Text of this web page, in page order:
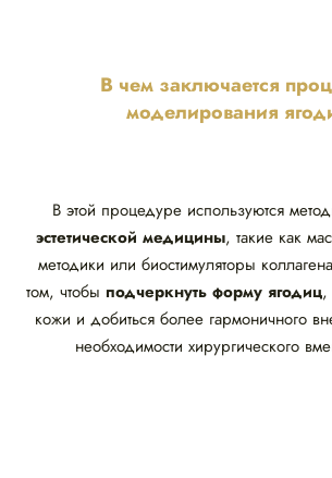
В чем заключается
моделирования
В этой процедуре используются
эстетической медицины, такие как
методики или биостимуляторы
том, чтобы подчеркнуть форму ягодиц,
кожи и добиться более гармоничного
необходимости хирургического